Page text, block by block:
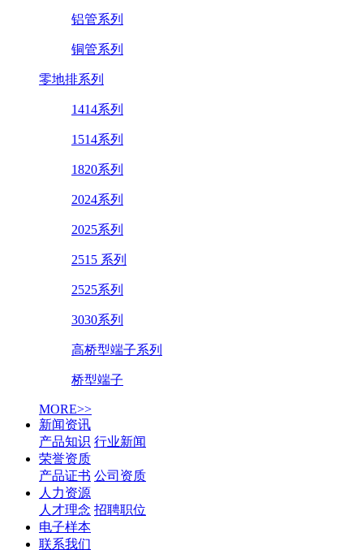
铝管系列
铜管系列
零地排系列
1414系列
1514系列
1820系列
2024系列
2025系列
2515 系列
2525系列
3030系列
高桥型端子系列
桥型端子
MORE>>
新闻资讯
产品知识 行业新闻
荣誉资质
产品证书 公司资质
人力资源
人才理念 招聘职位
电子样本
联系我们